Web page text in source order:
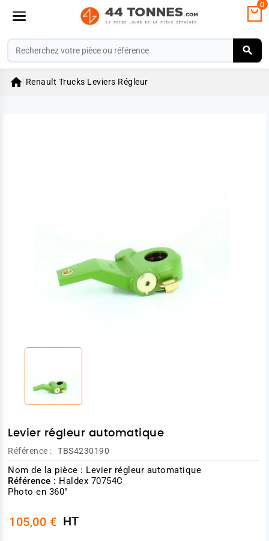
0
 Renault Trucks Leviers Régleur
Levier régleur automatique
Référence : TBS4230190
Nom de la pièce : Levier régleur automatique
Référence : Haldex 70754C
Photo en 360°
105,00 € HT